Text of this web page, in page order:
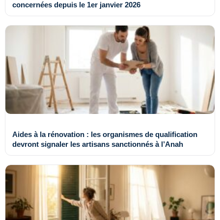
concernées depuis le 1er janvier 2026
Aides à la rénovation : les organismes de qualification
devront signaler les artisans sanctionnés à l’Anah